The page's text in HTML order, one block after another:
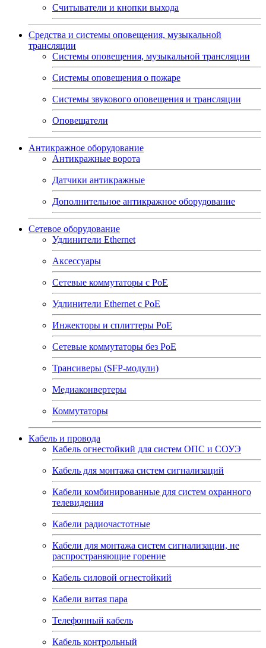
Считыватели и кнопки выхода
Средства и системы оповещения, музыкальной
трансляции
Системы оповещения, музыкальной трансляции
Системы оповещения о пожаре
Системы звукового оповещения и трансляции
Оповещатели
Антикражное оборудование
Антикражные ворота
Датчики антикражные
Дополнительное антикражное оборудование
Сетевое оборудование
Удлинители Ethernet
Аксессуары
Сетевые коммутаторы с РоЕ
Удлинители Ethernet с PoE
Инжекторы и сплиттеры РоЕ
Сетевые коммутаторы без РоЕ
Трансиверы (SFP-модули)
Медиаконвертеры
Коммутаторы
Кабель и провода
Кабель огнестойкий для систем ОПС и СОУЭ
Кабель для монтажа систем сигнализаций
Кабели комбинированные для систем охранного
телевидения
Кабели радиочастотные
Кабели для монтажа систем сигнализации, не
распространяющие горение
Кабель силовой огнестойкий
Кабели витая пара
Телефонный кабель
Кабель контрольный